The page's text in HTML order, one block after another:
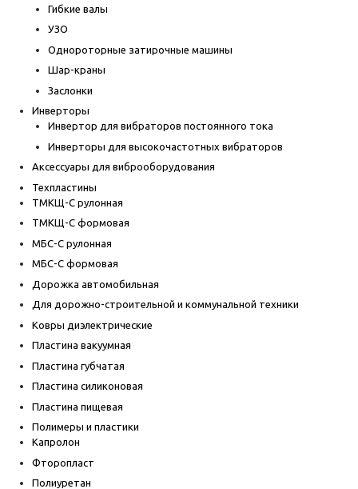
Гибкие валы
УЗО
Однороторные затирочные машины
Шар-краны
Заслонки
Инверторы
Инвертор для вибраторов постоянного тока
Инверторы для высокочастотных вибраторов
Аксессуары для виброоборудования
Техпластины
ТМКЩ-С рулонная
ТМКЩ-С формовая
МБС-С рулонная
МБС-С формовая
Дорожка автомобильная
Для дорожно-строительной и коммунальной техники
Ковры диэлектрические
Пластина вакуумная
Пластина губчатая
Пластина силиконовая
Пластина пищевая
Полимеры и пластики
Капролон
Фторопласт
Полиуретан